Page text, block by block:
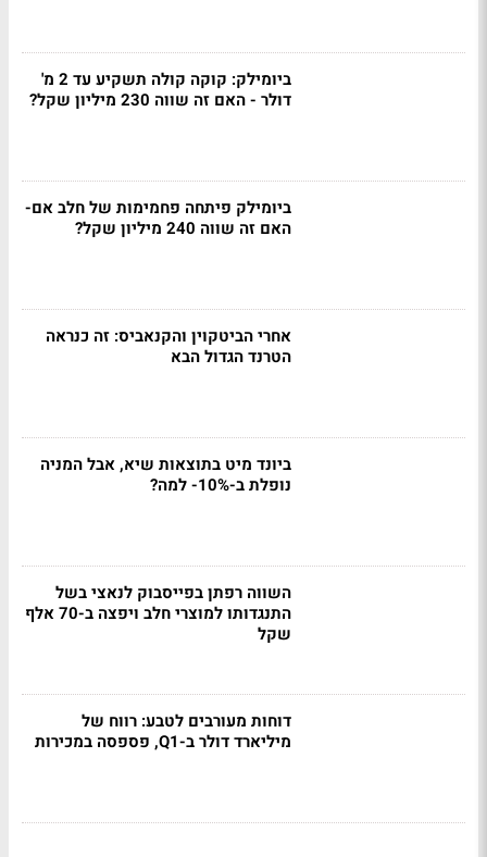
ביומילק: קוקה קולה תשקיע עד 2 מ'
דולר - האם זה שווה 230 מיליון שקל?
ביומילק פיתחה פחמימות של חלב אם-
האם זה שווה 240 מיליון שקל?
אחרי הביטקוין והקנאביס: זה כנראה
הטרנד הגדול הבא
ביונד מיט בתוצאות שיא, אבל המניה
נופלת ב-10%- למה?
השווה רפתן בפייסבוק לנאצי בשל
התנגדותו למוצרי חלב ויפצה ב-70 אלף
שקל
דוחות מעורבים לטבע: רווח של
מיליארד דולר ב-Q1, פספסה במכירות